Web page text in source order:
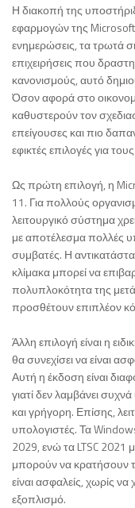
Η διακοπή της
εφαρμογών της
ενημερώσεις, τα τρωτά
επιχειρήσεις που
κανονισμούς, αυτό
Όσον αφορά στο
καθυστερούν τον
επείγουσες και πιο
εφικτές επιλογές για
Ως πρώτη επιλογή, η
11. Για πολλούς
λειτουργικό σύστημα
με αποτέλεσμα πολλές
συμβατές. Η
κλίμακα μπορεί να
πολυπλοκότητα της
προσθέτουν επιπλέον
Άλλη επιλογή είναι η
θα συνεχίσει να είναι
Αυτή η έκδοση είναι
γιατί δεν λαμβάνει
και γρήγορη. Επίσης,
υπολογιστές. Τα
2029, ενώ τα LTSC 2021
μπορούν να κρατήσουν
είναι ασφαλείς, χωρίς
εξοπλισμό.